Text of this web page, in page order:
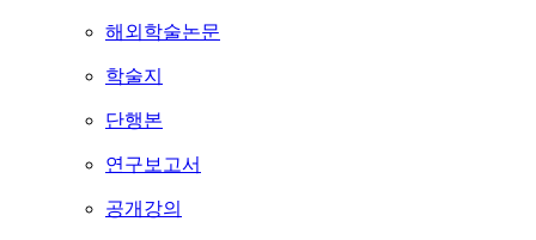
해외학술논문
학술지
단행본
연구보고서
공개강의